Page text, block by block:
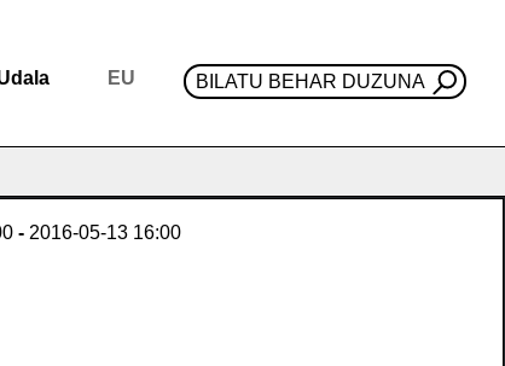
EU BILATU BEHAR DUZUNA
- 2016-05-13 16:00